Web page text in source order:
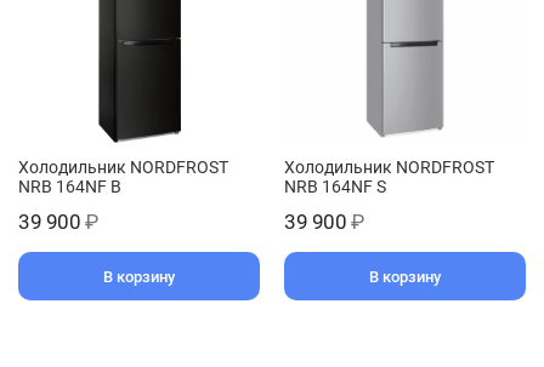
Холодильник NORDFROST
NRB 164NF B
39 900 ₽
В корзину
Холодильник NORDFROST
NRB 164NF S
39 900 ₽
В корзину